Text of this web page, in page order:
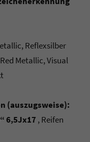
Reflexsilber
Metallic, Visual
(auszugsweise):
6,5Jx17, Reifen